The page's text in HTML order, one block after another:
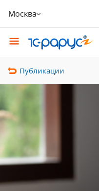
Москва
Публикации